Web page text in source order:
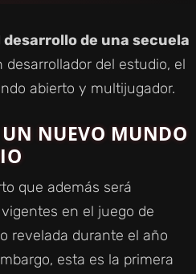
de una secuela
del estudio, el
abierto y multijugador.
UN NUEVO MUNDO
que además será
en el juego de
revelada durante el año
esta es la primera